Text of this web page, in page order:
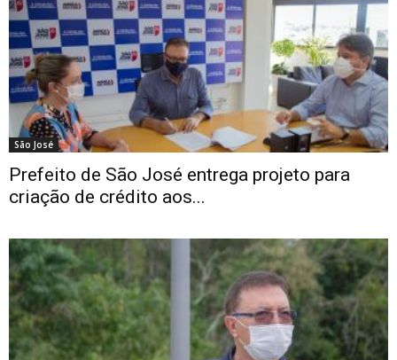
São José
Prefeito de São José entrega projeto para
criação de crédito aos...